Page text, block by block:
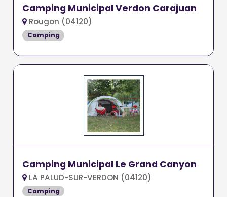
Camping Municipal Verdon Carajuan
Rougon (04120)
Camping
Camping Municipal Le Grand Canyon
LA PALUD-SUR-VERDON (04120)
Camping